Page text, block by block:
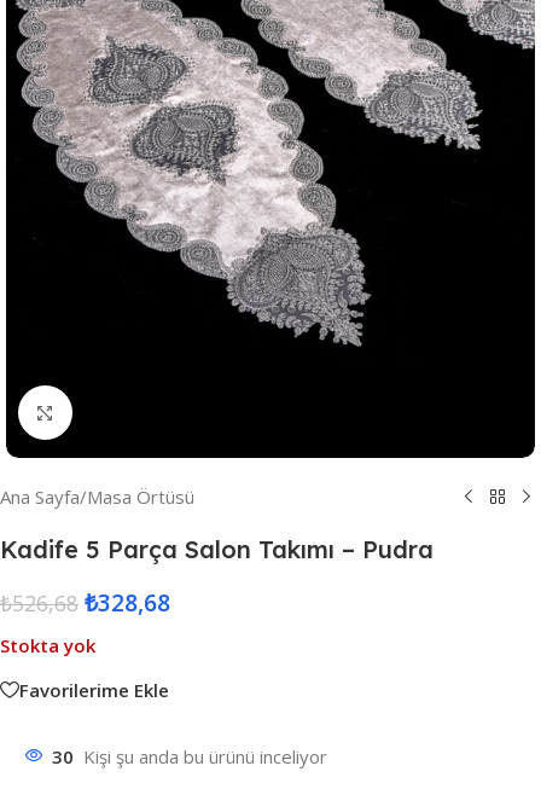
Resmi Büyüt
Ana Sayfa/Masa Örtüsü
Kadife 5 Parça Salon Takımı – Pudra
₺526,68 ₺328,68
Stokta yok
Favorilerime Ekle
30 Kişi şu anda bu ürünü inceliyor